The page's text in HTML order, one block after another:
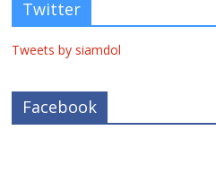
Twitter
Tweets by siamdol
Facebook